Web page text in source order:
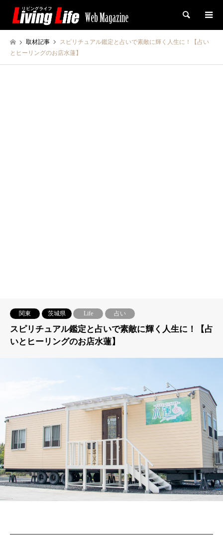
検索
取材記事
スピリチュアル鑑定と占いで素敵に輝く人生に！【占い
とヒーリングのお店水蓮】
関東 茨城県 Life 占い
スピリチュアル鑑定と占いで素敵に輝く人生に！【占
いとヒーリングのお店水蓮】